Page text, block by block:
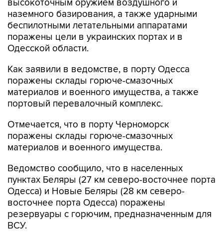
высокоточным оружием воздушного и
наземного базирования, а также ударными
беспилотными летательными аппаратами
поражены цели в украинских портах и в
Одесской области.
Как заявили в ведомстве, в порту Одесса
поражены склады горюче-смазочных
материалов и военного имущества, а также
портовый перевалочный комплекс.
Отмечается, что в порту Черноморск
поражены склады горюче-смазочных
материалов и военного имущества.
Ведомство сообщило, что в населенных
пунктах Беляры (27 км северо-восточнее порта
Одесса) и Новые Беляры (28 км северо-
восточнее порта Одесса) поражены
резервуары с горючим, предназначенным для
ВСУ.